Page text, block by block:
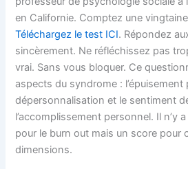
en Californie. Comptez une
Téléchargez le test ICI. Répondez
sincèrement. Ne réfléchissez pas
vrai. Sans vous bloquer. Ce
aspects du syndrome : l’épuisement
dépersonnalisation et le sentiment
l’accomplissement personnel. Il n’y
pour le burn out mais un score pour
dimensions.